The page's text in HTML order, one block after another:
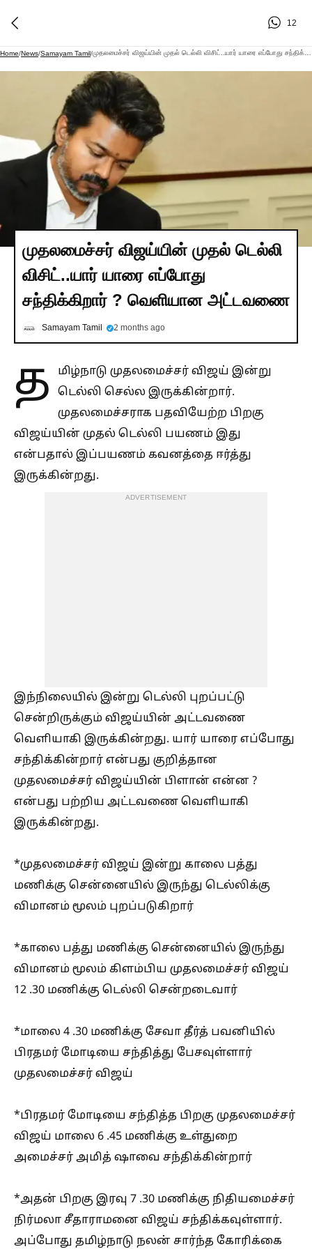
12
Home/News/Samayam Tamil/
முதலமைச்சர் விஜய்யின் முதல் டெல்லி
விசிட்..யார் யாரை எப்போது
சந்திக்கிறார் ? வெளியான அட்டவணை
Samayam Tamil 2 months ago
த
மிழ்நாடு முதலமைச்சர் விஜய் இன்று
டெல்லி செல்ல இருக்கின்றார்.
முதலமைச்சராக பதவியேற்ற பிறகு
விஜய்யின் முதல் டெல்லி பயணம் இது
என்பதால் இப்பயணம் கவனத்தை ஈர்த்து
இருக்கின்றது.
ADVERTISEMENT
இந்நிலையில் இன்று டெல்லி புறப்பட்டு
சென்றிருக்கும் விஜய்யின் அட்டவணை
வெளியாகி இருக்கின்றது. யார் யாரை எப்போது
சந்திக்கின்றார் என்பது குறித்தான
முதலமைச்சர் விஜய்யின் பிளான் என்ன ?
என்பது பற்றிய அட்டவணை வெளியாகி
இருக்கின்றது.
*முதலமைச்சர் விஜய் இன்று காலை பத்து
மணிக்கு சென்னையில் இருந்து டெல்லிக்கு
விமானம் மூலம் புறப்படுகிறார்
*காலை பத்து மணிக்கு சென்னையில் இருந்து
விமானம் மூலம் கிளம்பிய முதலமைச்சர் விஜய்
12 .30 மணிக்கு டெல்லி சென்றடைவார்
*மாலை 4 .30 மணிக்கு சேவா தீர்த் பவனியில்
பிரதமர் மோடியை சந்தித்து பேசவுள்ளார்
முதலமைச்சர் விஜய்
*பிரதமர் மோடியை சந்தித்த பிறகு முதலமைச்சர்
விஜய் மாலை 6 .45 மணிக்கு உள்துறை
அமைச்சர் அமித் ஷாவை சந்திக்கின்றார்
*அதன் பிறகு இரவு 7 .30 மணிக்கு நிதியமைச்சர்
நிர்மலா சீதாராமனை விஜய் சந்திக்கவுள்ளார்.
அப்போது தமிழ்நாடு நலன் சார்ந்த கோரிக்கை